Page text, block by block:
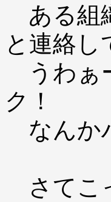
ある組
と連絡し
うわぁ
ク！
なんか
さてこ